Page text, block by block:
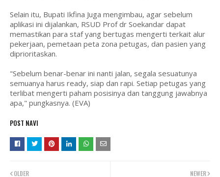
Selain itu, Bupati Ikfina Juga mengimbau, agar sebelum
aplikasi ini dijalankan, RSUD Prof dr Soekandar dapat
memastikan para staf yang bertugas mengerti terkait alur
pekerjaan, pemetaan peta zona petugas, dan pasien yang
diprioritaskan.
"Sebelum benar-benar ini nanti jalan, segala sesuatunya
semuanya harus ready, siap dan rapi. Setiap petugas yang
terlibat mengerti paham posisinya dan tanggung jawabnya
apa," pungkasnya. (EVA)
POST NAVI
NEWER
OLDER